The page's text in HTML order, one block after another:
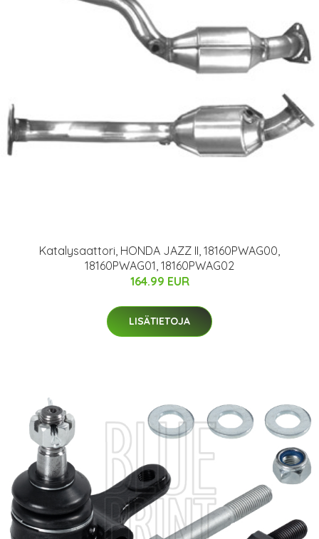
Katalysaattori, HONDA JAZZ II, 18160PWAG00,
18160PWAG01, 18160PWAG02
164.99 EUR
LISÄTIETOJA